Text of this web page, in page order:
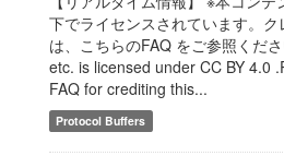
下でライセンスされています。
は、こちらのFAQ をご参照くだ
etc. is licensed under CC BY 4.0
FAQ for crediting this...
Protocol Buffers